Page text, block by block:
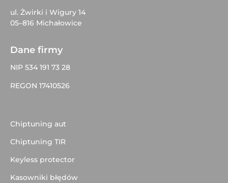
ul. Żwirki i Wigury 14
05–816 Michałowice
Dane firmy
NIP 534 191 73 28
REGON 17410526
Chiptuning aut
Chiptuning TIR
Keyless protector
Kasowniki błędów